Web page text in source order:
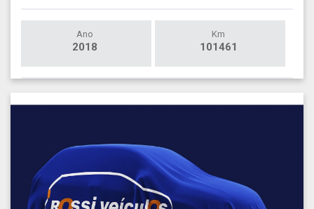
Ano
2018
Km
101461